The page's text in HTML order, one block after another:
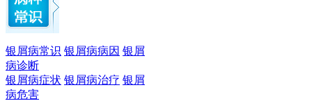
银屑病常识 银屑病病因 银屑
病诊断
银屑病症状 银屑病治疗 银屑
病危害